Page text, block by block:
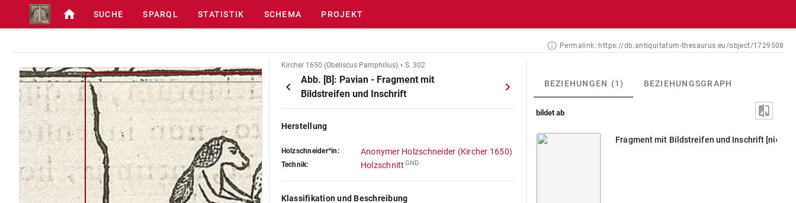
SUCHE SPARQL STATISTIK SCHEMA PROJEKT
Permalink: https://db.antiquitatum-thesaurus.eu/object/1729508
Kircher 1650 (Obeliscus Pamphilius) S. 302
Abb. [B]: Pavian - Fragment mit
Bildstreifen und Inschrift
Herstellung
Holzschneider*in: Anonymer Holzschneider (Kircher 1650)
Technik: Holzschnitt GND
Klassifikation und Beschreibung
BEZIEHUNGEN (1) BEZIEHUNGSGRAPH
bildet ab
Fragment mit Bildstreifen und Inschrift [nicht